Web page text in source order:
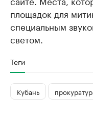
площадок для
специальным
светом.
Теги
Кубань